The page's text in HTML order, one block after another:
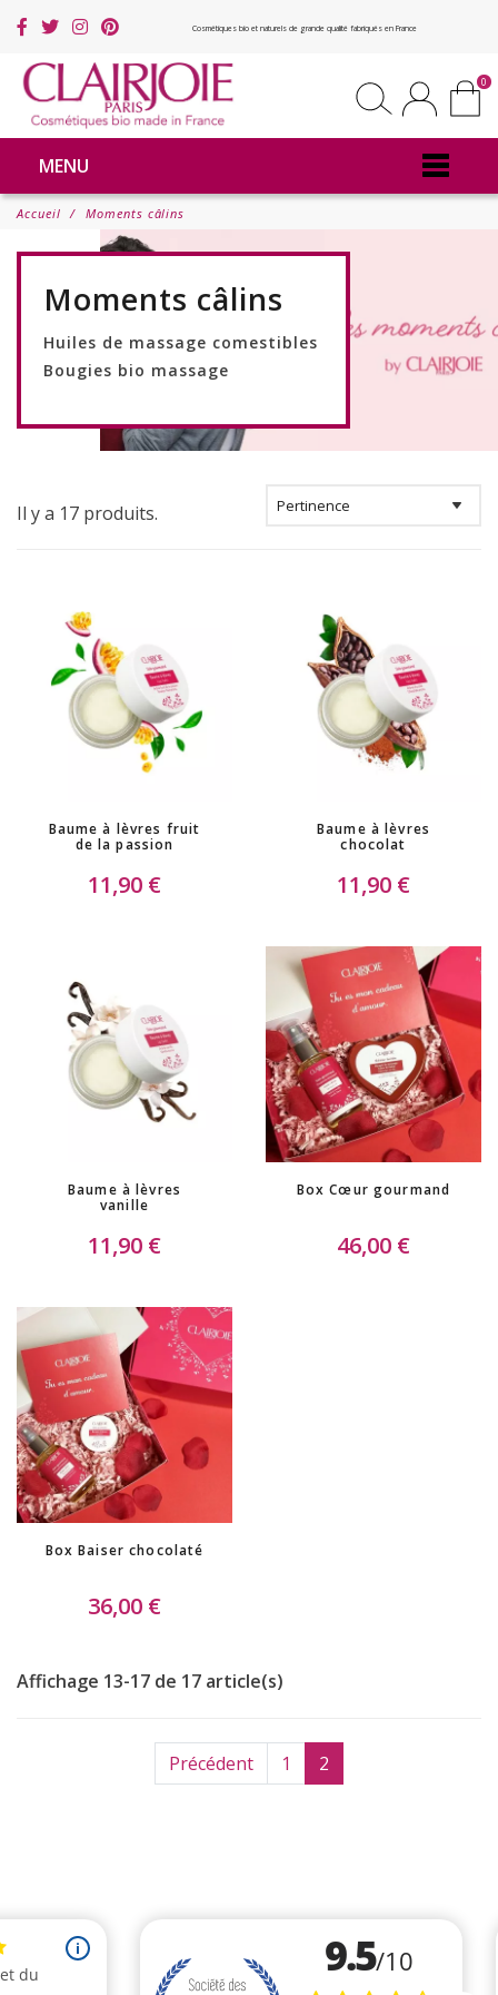
Cosmétiques bio et naturels de grande qualité fabriqués en France
0
MENU
Accueil Moments câlins
Moments câlins
Huiles de massage comestibles
Bougies bio massage
Il y a 17 produits.
Baume à lèvres fruit
de la passion
11,90 €
Baume à lèvres
chocolat
11,90 €
Baume à lèvres
vanille
11,90 €
Box Cœur gourmand
46,00 €
Box Baiser chocolaté
36,00 €
Affichage 13-17 de 17 article(s)
Précédent 1 2